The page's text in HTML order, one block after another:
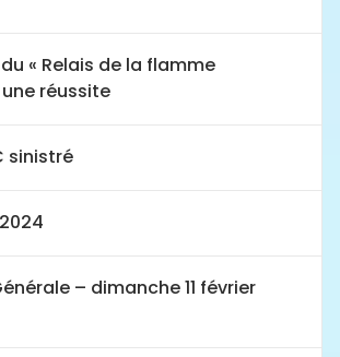
« Relais de la flamme
réussite
sinistré
– dimanche 11 février